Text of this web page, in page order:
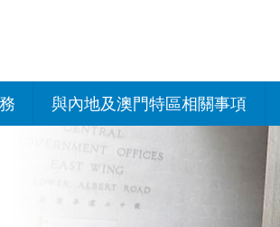
與內地及澳門特區相關事項
與內地的安排
香港與內地相互認可和執行民
商事案件判決的安排